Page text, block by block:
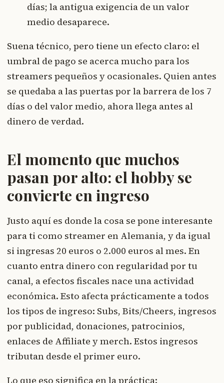
días; la antigua exigencia de un valor
medio desaparece.
Suena técnico, pero tiene un efecto claro: el
umbral de pago se acerca mucho para los
streamers pequeños y ocasionales. Quien antes
se quedaba a las puertas por la barrera de los 7
días o del valor medio, ahora llega antes al
dinero de verdad.
El momento que muchos
pasan por alto: el hobby se
convierte en ingreso
Justo aquí es donde la cosa se pone interesante
para ti como streamer en Alemania, y da igual
si ingresas 20 euros o 2.000 euros al mes. En
cuanto entra dinero con regularidad por tu
canal, a efectos fiscales nace una actividad
económica. Esto afecta prácticamente a todos
los tipos de ingreso: Subs, Bits/Cheers, ingresos
por publicidad, donaciones, patrocinios,
enlaces de Affiliate y merch. Estos ingresos
tributan desde el primer euro.
Lo que eso significa en la práctica: